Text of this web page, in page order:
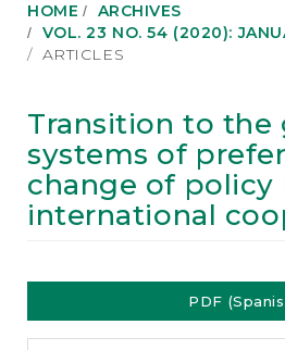
n
M
C
o
t
e
S
d
HOME
ARCHIVES
VOL. 23 NO. 54 (2020):
ARTICLES
Transition to the
systems of
change of policy
international
Article
Sidebar
PDF